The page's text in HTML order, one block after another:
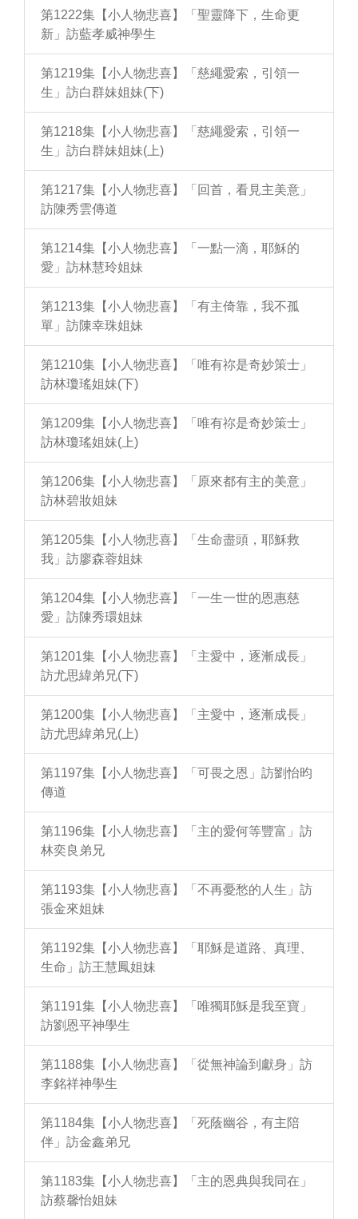
第1222集【小人物悲喜】「聖靈降下，生命更
新」訪藍孝威神學生
第1219集【小人物悲喜】「慈繩愛索，引領一
生」訪白群妹姐妹(下)
第1218集【小人物悲喜】「慈繩愛索，引領一
生」訪白群妹姐妹(上)
第1217集【小人物悲喜】「回首，看見主美意」
訪陳秀雲傳道
第1214集【小人物悲喜】「一點一滴，耶穌的
愛」訪林慧玲姐妹
第1213集【小人物悲喜】「有主倚靠，我不孤
單」訪陳幸珠姐妹
第1210集【小人物悲喜】「唯有祢是奇妙策士」
訪林瓊瑤姐妹(下)
第1209集【小人物悲喜】「唯有祢是奇妙策士」
訪林瓊瑤姐妹(上)
第1206集【小人物悲喜】「原來都有主的美意」
訪林碧妝姐妹
第1205集【小人物悲喜】「生命盡頭，耶穌救
我」訪廖森蓉姐妹
第1204集【小人物悲喜】「一生一世的恩惠慈
愛」訪陳秀環姐妹
第1201集【小人物悲喜】「主愛中，逐漸成長」
訪尤思緯弟兄(下)
第1200集【小人物悲喜】「主愛中，逐漸成長」
訪尤思緯弟兄(上)
第1197集【小人物悲喜】「可畏之恩」訪劉怡昀
傳道
第1196集【小人物悲喜】「主的愛何等豐富」訪
林奕良弟兄
第1193集【小人物悲喜】「不再憂愁的人生」訪
張金來姐妹
第1192集【小人物悲喜】「耶穌是道路、真理、
生命」訪王慧鳳姐妹
第1191集【小人物悲喜】「唯獨耶穌是我至寶」
訪劉恩平神學生
第1188集【小人物悲喜】「從無神論到獻身」訪
李銘祥神學生
第1184集【小人物悲喜】「死蔭幽谷，有主陪
伴」訪金鑫弟兄
第1183集【小人物悲喜】「主的恩典與我同在」
訪蔡馨怡姐妹